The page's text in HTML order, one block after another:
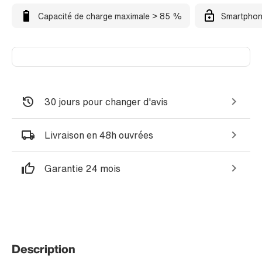
Capacité de charge maximale > 85 %
30 jours pour changer d'avis
Livraison en 48h ouvrées
Garantie 24 mois
Description